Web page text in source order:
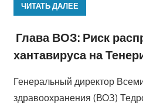
ЧИТАТЬ ДАЛЕЕ
Глава ВОЗ: Риск
хантавируса на
Генеральный директор
здравоохранения (ВОЗ)